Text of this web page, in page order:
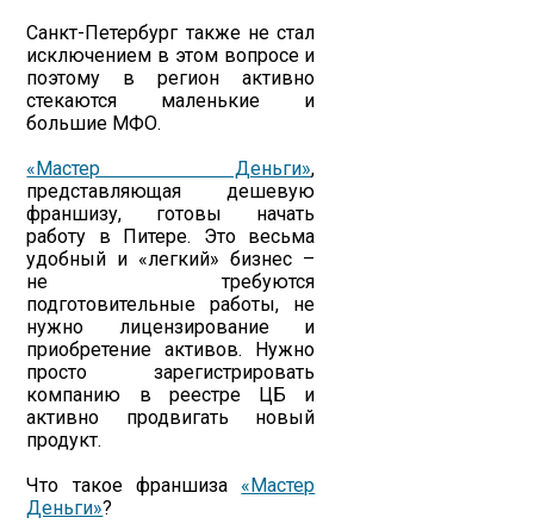
Санкт-Петербург также не стал
исключением в этом вопросе и
поэтому в регион активно
стекаются маленькие и
большие МФО.
«Мастер Деньги»,
представляющая дешевую
франшизу, готовы начать
работу в Питере. Это весьма
удобный и «легкий» бизнес –
не требуются
подготовительные работы, не
нужно лицензирование и
приобретение активов. Нужно
просто зарегистрировать
компанию в реестре ЦБ и
активно продвигать новый
продукт.
Что такое франшиза «Мастер
Деньги»?